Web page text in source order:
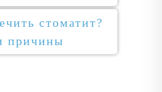
стоматит?
причины